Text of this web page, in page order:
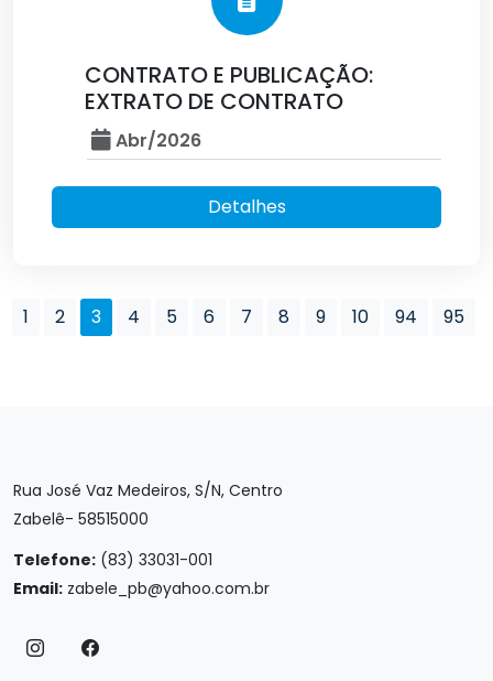
CONTRATO E PUBLICAÇÃO:
EXTRATO DE CONTRATO
Abr/2026
Detalhes
1 2 3 4 5 6 7 8 9 10 94 95
Rua José Vaz Medeiros, S/N, Centro
Zabelê- 58515000
Telefone: (83) 33031-001
Email: zabele_pb@yahoo.com.br